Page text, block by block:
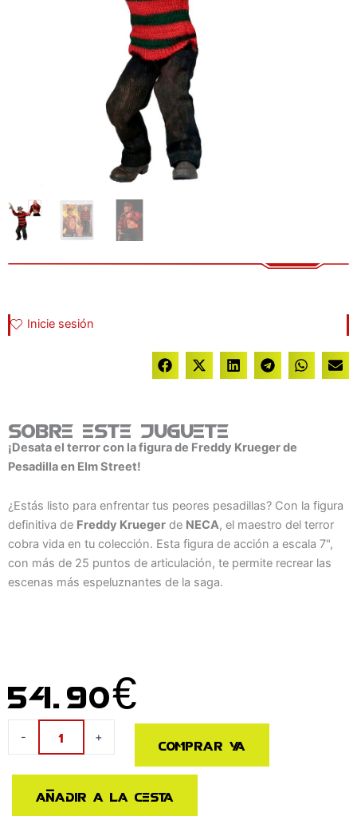
Inicie sesión
Sobre este juguete
¡Desata el terror con la figura de Freddy Krueger de
Pesadilla en Elm Street!
¿Estás listo para enfrentar tus peores pesadillas? Con la figura
definitiva de Freddy Krueger de NECA, el maestro del terror
cobra vida en tu colección. Esta figura de acción a escala 7",
con más de 25 puntos de articulación, te permite recrear las
escenas más espeluznantes de la saga.
54.90€
-
Krueger
Pesadilla
+ Comprar ya
Añadir a la cesta